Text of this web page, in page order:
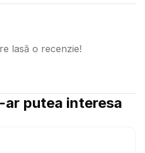
lasă o recenzie!
ar putea interesa